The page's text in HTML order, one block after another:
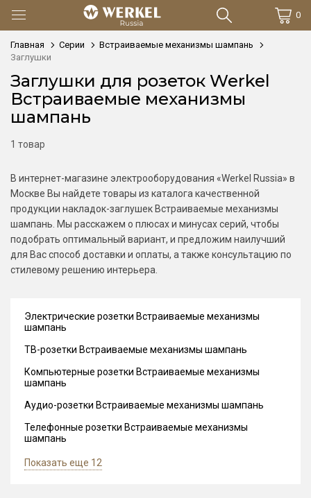
0
Главная Серии
Встраиваемые механизмы шампань
Заглушки
Заглушки для розеток Werkel
Встраиваемые механизмы
шампань
1 товар
В интернет-магазине электрооборудования «Werkel Russia» в
Москве Вы найдете товары из каталога качественной
продукции накладок-заглушек Встраиваемые механизмы
шампань. Мы расскажем о плюсах и минусах серий, чтобы
подобрать оптимальный вариант, и предложим наилучший
для Вас способ доставки и оплаты, а также консультацию по
стилевому решению интерьера.
Электрические розетки Встраиваемые механизмы
шампань
ТВ-розетки Встраиваемые механизмы шампань
Компьютерные розетки Встраиваемые механизмы
шампань
Аудио-розетки Встраиваемые механизмы шампань
Телефонные розетки Встраиваемые механизмы
шампань
Показать еще 12